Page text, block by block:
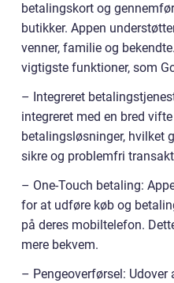
betalingskort og
butikker. Appen
venner, familie og
vigtigste funktioner, som
– Integreret
integreret med en bred
betalingsløsninger, hvilket
sikre og problemfri
– One-Touch betaling:
for at udføre køb og
på deres mobiltelefon.
mere bekvem.
– Pengeoverførsel: